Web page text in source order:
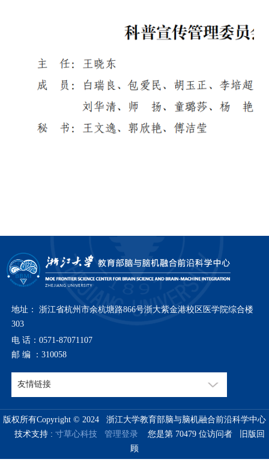
地址： 浙江省杭州市余杭塘路866号浙大紫金港校区医学院综合楼
303
电 话：0571-87071107
邮 编 ：310058
版权所有Copyright © 2024 浙江大学教育部脑与脑机融合前沿科学中心
技术支持 : 寸草心科技 管理登录 您是第 70479 位访问者
旧版回
顾